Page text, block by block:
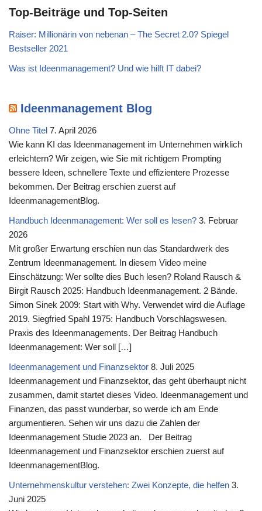
Top-Beiträge und Top-Seiten
Raiser: Millionärin von nebenan – The Secret 2.0? Spiegel
Bestseller 2021
Was ist Ideenmanagement? Und wie hilft IT dabei?
Ideenmanagement Blog
Ohne Titel 7. April 2026
Wie kann KI das Ideenmanagement im Unternehmen wirklich
erleichtern? Wir zeigen, wie Sie mit richtigem Prompting
bessere Ideen, schnellere Texte und effizientere Prozesse
bekommen. Der Beitrag erschien zuerst auf
IdeenmanagementBlog.
Handbuch Ideenmanagement: Wer soll es lesen? 3. Februar
2026
Mit großer Erwartung erschien nun das Standardwerk des
Zentrum Ideenmanagement. In diesem Video meine
Einschätzung: Wer sollte dies Buch lesen? Roland Rausch &
Birgit Rausch 2025: Handbuch Ideenmanagement. 2 Bände.
Simon Sinek 2009: Start with Why. Verwendet wird die Auflage
2019. Siegfried Spahl 1975: Handbuch Vorschlagswesen.
Praxis des Ideenmanagements. Der Beitrag Handbuch
Ideenmanagement: Wer soll […]
Ideenmanagement und Finanzsektor 8. Juli 2025
Ideenmanagement und Finanzsektor, das geht überhaupt nicht
zusammen, damit startet dieses Video. Ideenmanagement und
Finanzen, das passt wunderbar, so werde ich am Ende
argumentieren. Sehen wir uns dazu die Zahlen der
Ideenmanagement Studie 2023 an. Der Beitrag
Ideenmanagement und Finanzsektor erschien zuerst auf
IdeenmanagementBlog.
Unternehmenskultur verstehen: Zwei Konzepte, die helfen 3.
Juni 2025